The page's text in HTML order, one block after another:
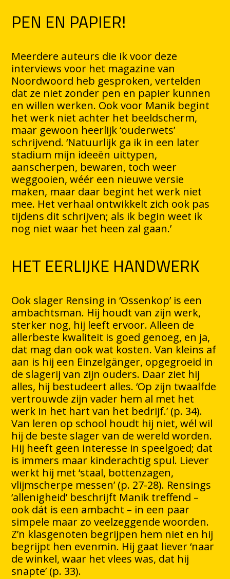
PEN EN PAPIER!
Meerdere auteurs die ik voor deze
interviews voor het magazine van
Noordwoord heb gesproken, vertelden
dat ze niet zonder pen en papier kunnen
en willen werken. Ook voor Manik begint
het werk niet achter het beeldscherm,
maar gewoon heerlijk ‘ouderwets’
schrijvend. ‘Natuurlijk ga ik in een later
stadium mijn ideeën uittypen,
aanscherpen, bewaren, toch weer
weggooien, wéér een nieuwe versie
maken, maar daar begint het werk niet
mee. Het verhaal ontwikkelt zich ook pas
tijdens dit schrijven; als ik begin weet ik
nog niet waar het heen zal gaan.’
HET EERLIJKE HANDWERK
Ook slager Rensing in ‘Ossenkop’ is een
ambachtsman. Hij houdt van zijn werk,
sterker nog, hij leeft ervoor. Alleen de
allerbeste kwaliteit is goed genoeg, en ja,
dat mag dan ook wat kosten. Van kleins af
aan is hij een Einzelgänger, opgegroeid in
de slagerij van zijn ouders. Daar ziet hij
alles, hij bestudeert alles. ‘Op zijn twaalfde
vertrouwde zijn vader hem al met het
werk in het hart van het bedrijf.’ (p. 34).
Van leren op school houdt hij niet, wél wil
hij de beste slager van de wereld worden.
Hij heeft geen interesse in speelgoed; dat
is immers maar kinderachtig spul. Liever
werkt hij met ‘staal, bottenzagen,
vlijmscherpe messen’ (p. 27-28). Rensings
‘allenigheid’ beschrijft Manik treffend –
ook dát is een ambacht – in een paar
simpele maar zo veelzeggende woorden.
Z’n klasgenoten begrijpen hem niet en hij
begrijpt hen evenmin. Hij gaat liever ‘naar
de winkel, waar het vlees was, dat hij
snapte’ (p. 33).